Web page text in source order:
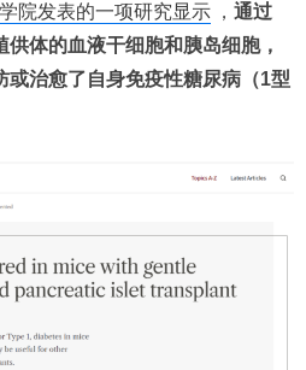
院发表的一项研究显示 ， 通过
体的血液干细胞和胰岛细胞，
或治愈了自身免疫性糖尿病（1型